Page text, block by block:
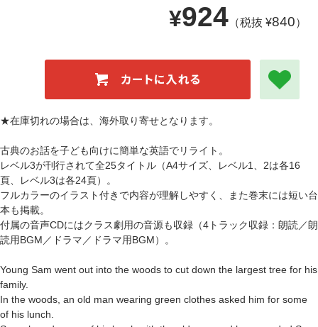
¥924 （税抜 ¥840）
★在庫切れの場合は、海外取り寄せとなります。
古典のお話を子ども向けに簡単な英語でリライト。
レベル3が刊行されて全25タイトル（A4サイズ、レベル1、2は各16
頁、レベル3は各24頁）。
フルカラーのイラスト付きで内容が理解しやすく、また巻末には短い台
本も掲載。
付属の音声CDにはクラス劇用の音源も収録（4トラック収録：朗読／朗
読用BGM／ドラマ／ドラマ用BGM）。
Young Sam went out into the woods to cut down the largest tree for his
family.
In the woods, an old man wearing green clothes asked him for some
of his lunch.